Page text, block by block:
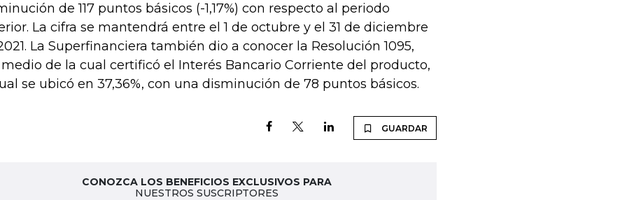
de 117 puntos básicos (-1,17%) con respecto al periodo
La cifra se mantendrá entre el 1 de octubre y el 31 de diciembre
La Superfinanciera también dio a conocer la Resolución 1095,
de la cual certificó el Interés Bancario Corriente del producto,
se ubicó en 37,36%, con una disminución de 78 puntos básicos.
GUARDAR
CONOZCA LOS BENEFICIOS EXCLUSIVOS PARA
NUESTROS SUSCRIPTORES